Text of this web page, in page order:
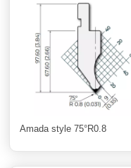
Amada style 75°R0.8